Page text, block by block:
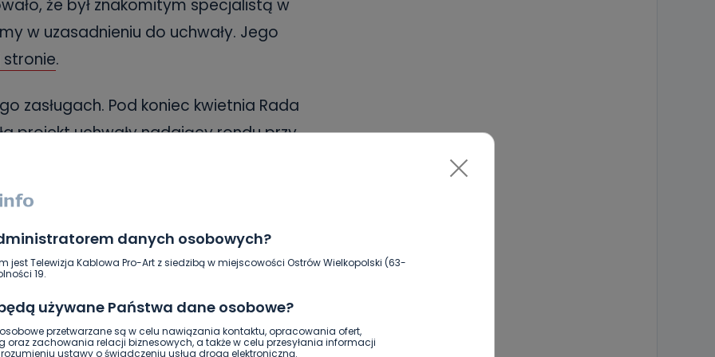
danych osobowych?
jest Telewizja Kablowa Pro-Art z siedzibą w miejscowości Ostrów Wielkopolski (63-
19.
używane Państwa dane osobowe?
przetwarzane są w celu nawiązania kontaktu, opracowania ofert,
oraz zachowania relacji biznesowych, a także w celu przesyłania informacji
ustawy o świadczeniu usług drogą elektroniczną.
że był znakomitym specjalistą w
w uzasadnieniu do uchwały. Jego
.
zasługach. Pod koniec kwietnia Rada
projekt uchwały nadający rondu przy
nazwę „Rondo Wojciecha
nazwy rondu zaplanowano na wtorek,